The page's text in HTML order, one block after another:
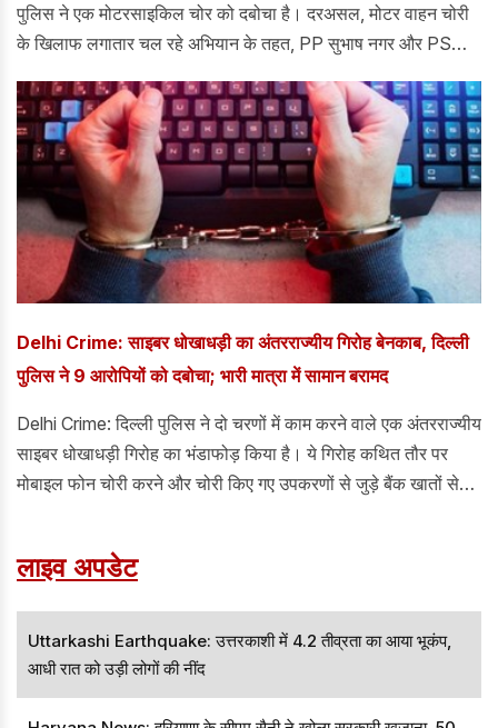
पुलिस ने एक मोटरसाइकिल चोर को दबोचा है। दरअसल, मोटर वाहन चोरी
के खिलाफ लगातार चल रहे अभियान के तहत, PP सुभाष नगर और PS
मार्गदर्शन और देखरेख में सघन गश्त और वाहन चेकिंग के ज़रिए कड़ी निगरानी
रखी है।
Delhi Crime: साइबर धोखाधड़ी का अंतरराज्यीय गिरोह बेनकाब, दिल्ली
पुलिस ने 9 आरोपियों को दबोचा; भारी मात्रा में सामान बरामद
Delhi Crime: दिल्ली पुलिस ने दो चरणों में काम करने वाले एक अंतरराज्यीय
साइबर धोखाधड़ी गिरोह का भंडाफोड़ किया है। ये गिरोह कथित तौर पर
मोबाइल फोन चोरी करने और चोरी किए गए उपकरणों से जुड़े बैंक खातों से
लाइव अपडेट
Uttarkashi Earthquake: उत्तरकाशी में 4.2 तीव्रता का आया भूकंप,
आधी रात को उड़ी लोगों की नींद